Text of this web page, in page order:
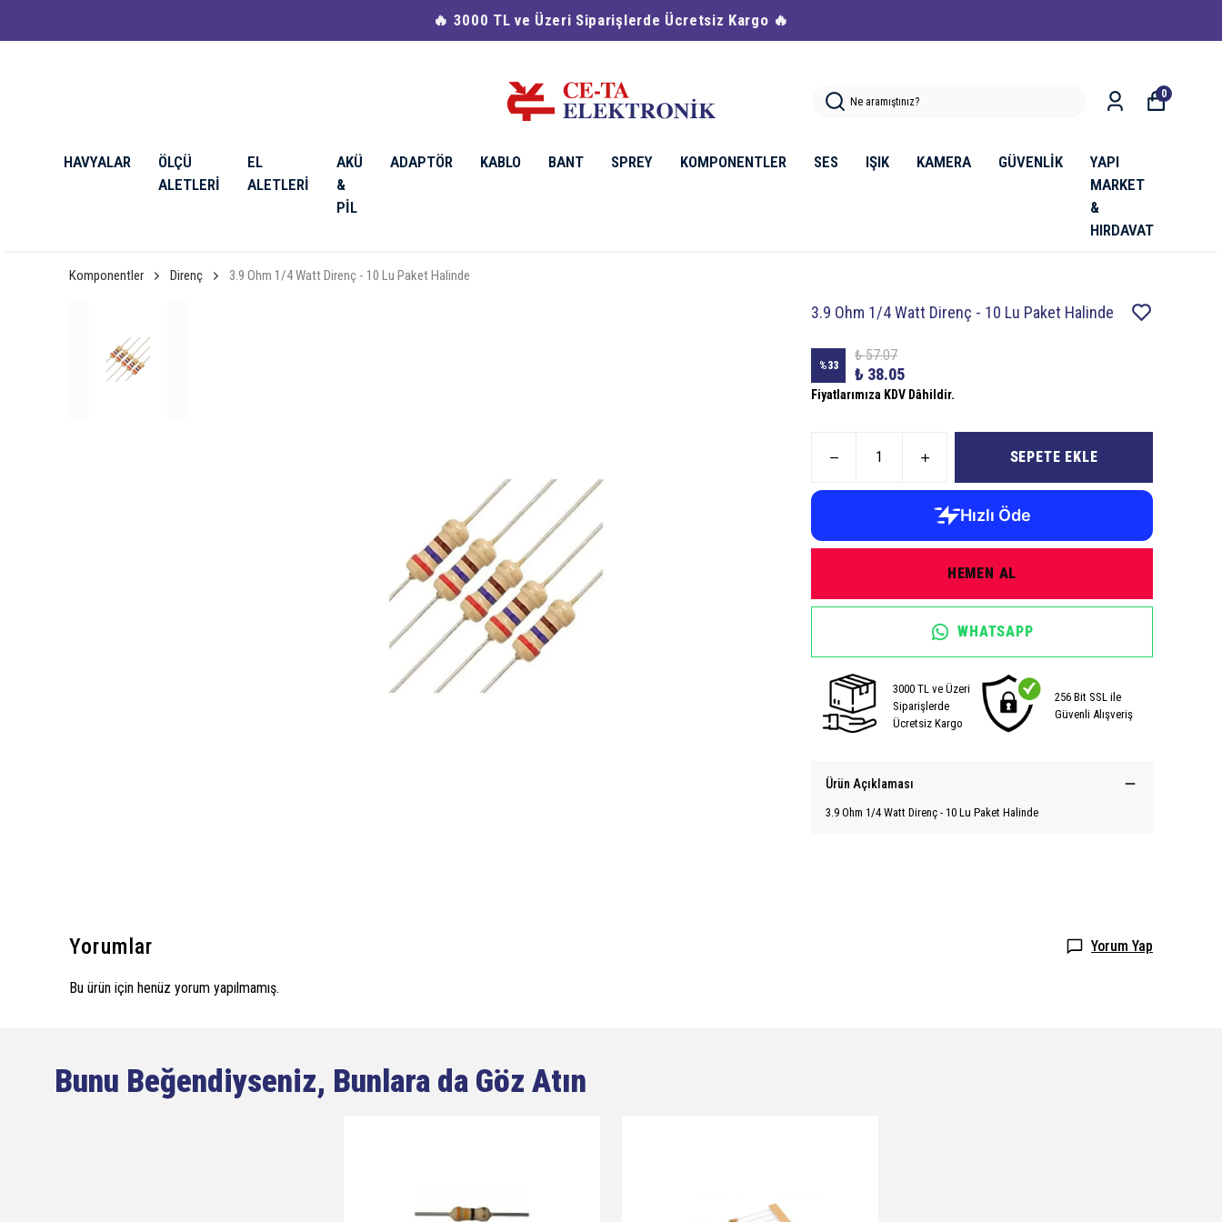
🔥 3000 TL ve Üzeri Siparişlerde Ücretsiz Kargo 🔥
HAVYALAR
ÖLÇÜ
ALETLERİ
EL
ALETLERİ
AKÜ
&
PİL
ADAPTÖR KABLO BANT SPREY KOMPONENTLER SES IŞIK KAMERA GÜVENLİK
YAPI
MARKET
&
HIRDAVAT
0
Komponentler Direnç 3.9 Ohm 1/4 Watt Direnç - 10 Lu Paket Halinde
3.9 Ohm 1/4 Watt Direnç - 10 Lu Paket Halinde
%33
₺ 57.07
₺ 38.05
Fiyatlarımıza KDV Dâhildir.
SEPETE EKLE
HEMEN AL
WHATSAPP
3000 TL ve Üzeri
Siparişlerde
Ücretsiz Kargo
256 Bit SSL ile
Güvenli Alışveriş
Ürün Açıklaması
3.9 Ohm 1/4 Watt Direnç - 10 Lu Paket Halinde
Yorumlar Yorum Yap
Bu ürün için henüz yorum yapılmamış.
Bunu Beğendiyseniz, Bunlara da Göz Atın